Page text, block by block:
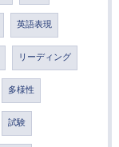
英語表現
リーディング
多様性
試験